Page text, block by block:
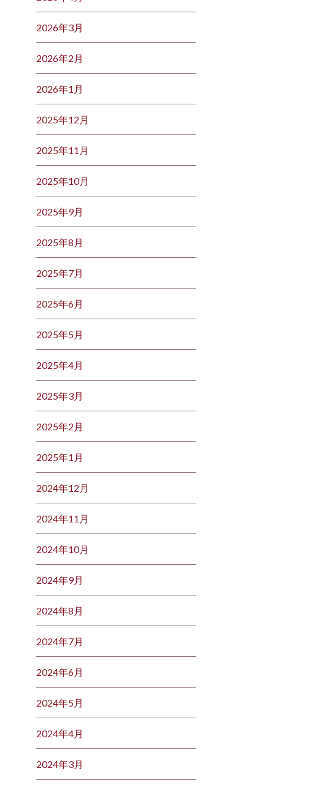
2026年3月
2026年2月
2026年1月
2025年12月
2025年11月
2025年10月
2025年9月
2025年8月
2025年7月
2025年6月
2025年5月
2025年4月
2025年3月
2025年2月
2025年1月
2024年12月
2024年11月
2024年10月
2024年9月
2024年8月
2024年7月
2024年6月
2024年5月
2024年4月
2024年3月